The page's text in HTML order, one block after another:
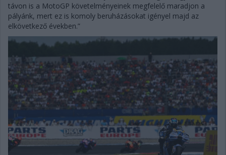
távon is a MotoGP követelményeinek megfelelő maradjon a
pályánk, mert ez is komoly beruházásokat igényel majd az
elkövetkező években.”